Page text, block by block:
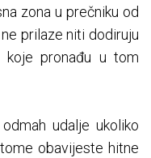
zona u prečniku od
prilaze niti dodiruju
koje pronađu u tom
udalje ukoliko
obavijeste hitne